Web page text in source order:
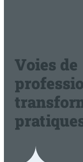
Voies de